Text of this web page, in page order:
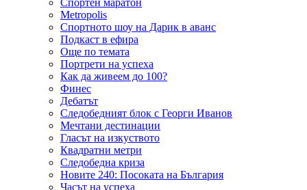
Спортен маратон
Metropolis
Спортното шоу на Дарик в аванс
Подкаст в ефира
Още по темата
Портрети на успеха
Как да живеем до 100?
Финес
Дебатът
Следобедният блок с Георги Иванов
Мечтани дестинации
Гласът на изкуството
Квадратни метри
Следобедна криза
Новите 240: Посоката на България
Часът на успеха